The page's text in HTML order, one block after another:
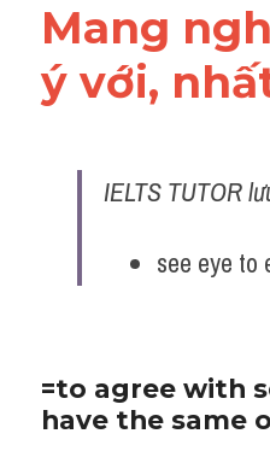
Đề thi thật Task 2
Speaking
Reading
Mang
ý với,
IELTS TUTOR
see eye to
=to agree with
have the same